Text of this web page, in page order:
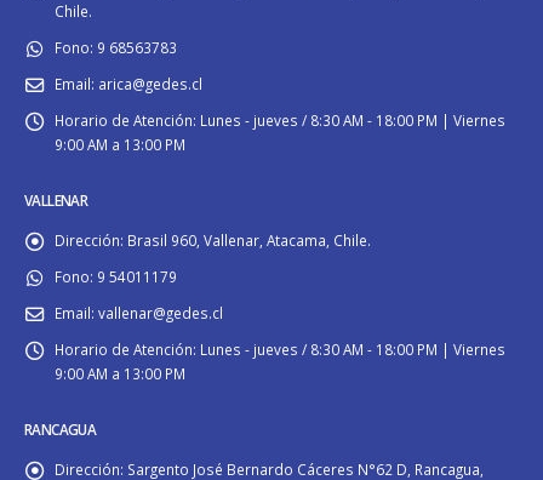
Chile.
Fono: 9 68563783
Email: arica@gedes.cl
Horario de Atención: Lunes - jueves / 8:30 AM - 18:00 PM | Viernes
9:00 AM a 13:00 PM
VALLENAR
Dirección: Brasil 960, Vallenar, Atacama, Chile.
Fono: 9 54011179
Email: vallenar@gedes.cl
Horario de Atención: Lunes - jueves / 8:30 AM - 18:00 PM | Viernes
9:00 AM a 13:00 PM
RANCAGUA
Dirección: Sargento José Bernardo Cáceres N°62 D, Rancagua,